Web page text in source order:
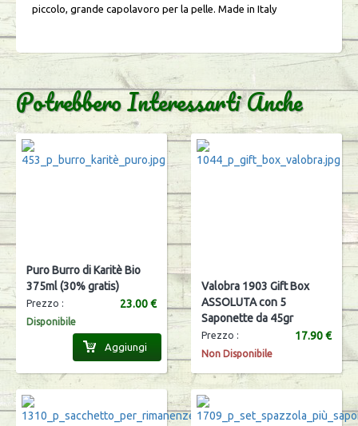
piccolo, grande capolavoro per la pelle. Made in Italy
Potrebbero Interessarti Anche
Puro Burro di Karitè Bio
375ml (30% gratis)
Prezzo : 23.00 €
Disponibile
Aggiungi
Valobra 1903 Gift Box
ASSOLUTA con 5
Saponette da 45gr
Prezzo : 17.90 €
Non Disponibile